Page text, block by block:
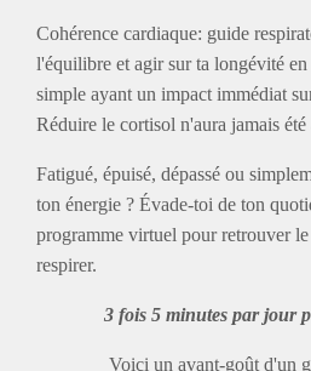
Cohérence cardiaque: guide
l'équilibre et agir sur ta longévité
simple ayant un impact immédiat
Réduire le cortisol n'aura jamais été
Fatigué, épuisé, dépassé ou
ton énergie ? Évade-toi de ton
programme virtuel pour retrouver
respirer.
3 fois 5 minutes par jour
Voici un avant-goût d'un